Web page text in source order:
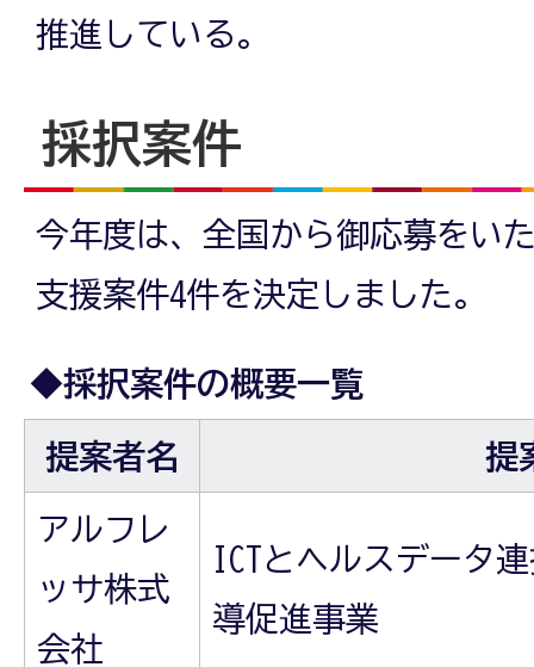
推進している。
採択案件
今年度は、全国から御応募をい
支援案件4件を決定しました。
◆採択案件の概要一覧
提案者名 提
アルフレ
ッサ株式
会社
ICTとヘルスデータ
導促進事業